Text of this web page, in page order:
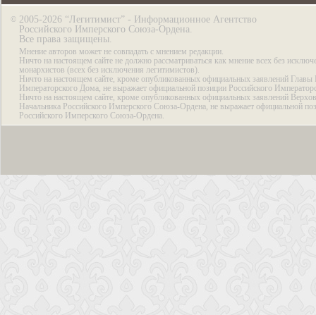
© 2005-2026 “Легитимист” - Информационное Агентство
Российского Имперского Союза-Ордена.
Все права защищены.
Мнение авторов может не совпадать с мнением редакции.
Ничто на настоящем сайте не должно рассматриваться как мнение всех без
монархистов (всех без исключения легитимистов).
Ничто на настоящем сайте, кроме опубликованных официальных заявлений Главы
Императорского Дома, не выражает официальной позиции Российского
Ничто на настоящем сайте, кроме опубликованных официальных заявлений
Начальника Российского Имперского Союза-Ордена, не выражает официальной
Российского Имперского Союза-Ордена.